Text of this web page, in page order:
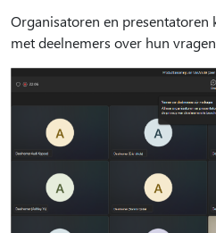
Organisatoren en presentatoren
met deelnemers over hun